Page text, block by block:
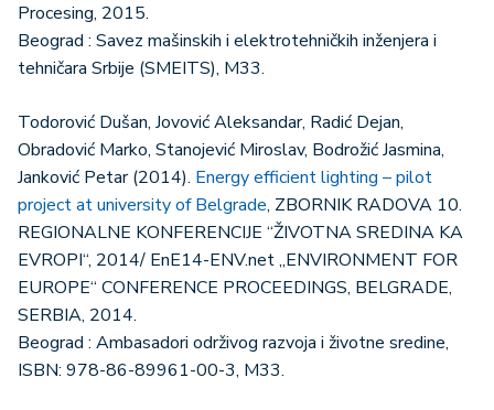
Procesing, 2015.
Beograd : Savez mašinskih i elektrotehničkih inženjera i
tehničara Srbije (SMEITS), M33.
Todorović Dušan, Jovović Aleksandar, Radić Dejan,
Obradović Marko, Stanojević Miroslav, Bodrožić Jasmina,
Janković Petar (2014). Energy efficient lighting – pilot
project at university of Belgrade, ZBORNIK RADOVA 10.
REGIONALNE KONFERENCIJE “ŽIVOTNA SREDINA KA
EVROPI“, 2014/ EnE14-ENV.net „ENVIRONMENT FOR
EUROPE“ CONFERENCE PROCEEDINGS, BELGRADE,
SERBIA, 2014.
Beograd : Ambasadori održivog razvoja i životne sredine,
ISBN: 978-86-89961-00-3, M33.